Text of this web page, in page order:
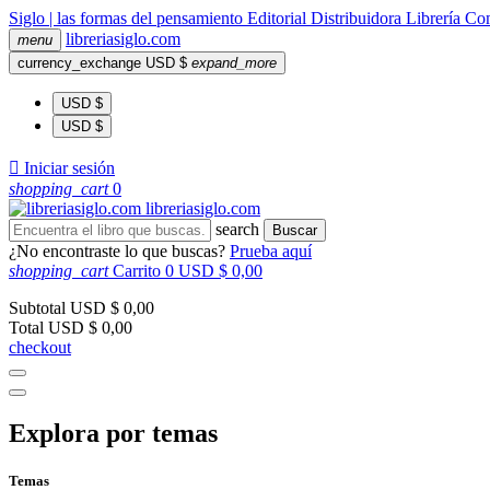
Siglo | las formas del pensamiento Editorial Distribuidora Librería
menu libreriasiglo.com
currency_exchange USD $ expand_more
USD $
USD $
 Iniciar sesión
shopping_cart 0
libreriasiglo.com
search
Buscar
¿No encontraste lo que buscas? Prueba aquí
shopping_cart Carrito 0 USD $ 0,00
Subtotal USD $ 0,00
Total USD $ 0,00
checkout
Explora por temas
Temas